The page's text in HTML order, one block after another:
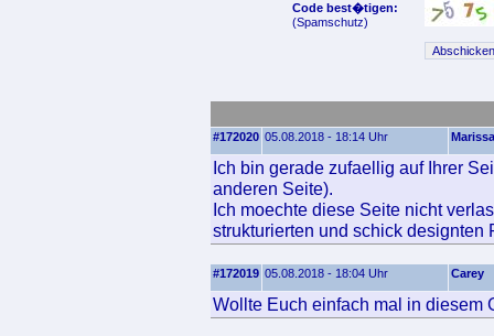
Code best�tigen:
(Spamschutz)
#172020 05.08.2018 - 18:14 Uhr Marissa
Ich bin gerade zufaellig auf Ihrer
anderen Seite).
Ich moechte diese Seite nicht
strukturierten und schick designten
#172019 05.08.2018 - 18:04 Uhr Carey
Wollte Euch einfach mal in diesem